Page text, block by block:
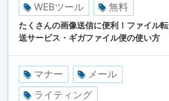
WEBツール 無料
たくさんの画像送信に便利！ファイル転
送サービス・ギガファイル便の使い方
マナー
メール
ライティング